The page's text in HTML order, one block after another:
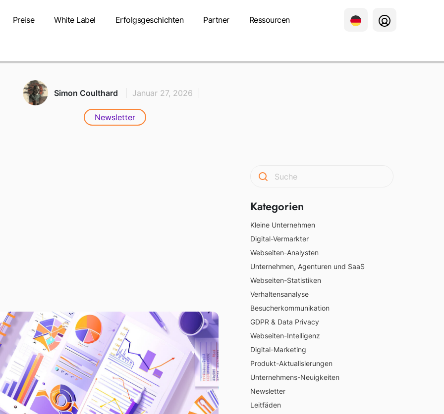
Preise White Label Erfolgsgeschichten Partner Ressourcen
Simon Coulthard Januar 27, 2026
Newsletter
Kategorien
Kleine Unternehmen
Digital-Vermarkter
Webseiten-Analysten
Unternehmen, Agenturen und SaaS
Webseiten-Statistiken
Verhaltensanalyse
Besucherkommunikation
GDPR & Data Privacy
Webseiten-Intelligenz
Digital-Marketing
Produkt-Aktualisierungen
Unternehmens-Neuigkeiten
Newsletter
Leitfäden